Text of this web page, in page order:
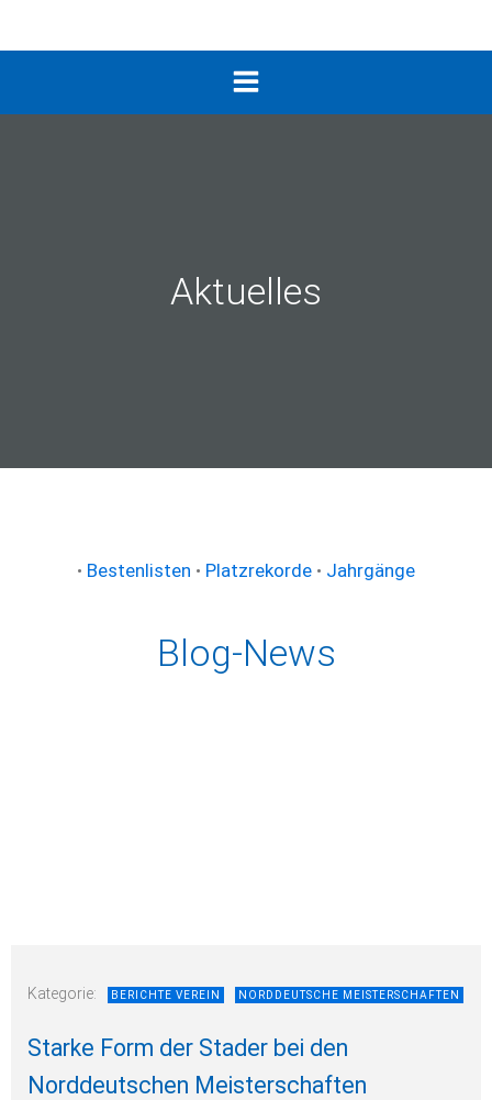
Aktuelles
• Bestenlisten • Platzrekorde • Jahrgänge
Blog-News
Kategorie: BERICHTE VEREIN NORDDEUTSCHE MEISTERSCHAFTEN
Starke Form der Stader bei den
Norddeutschen Meisterschaften